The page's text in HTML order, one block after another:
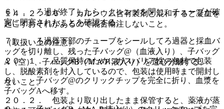
６）． ろ過が終了したら、クレンメを閉じ、チューブが確
実に閉塞されたことを確認する。
７）． ろ過器下部のチューブをシールしてろ過器と採血バ
ッグを切り離し、残った子バッグ@（血液入り）、子バッグ
A（空）、子バッグB（ＭＡＰ液入り）を遠心分離する。
８）． 子バッグ@のクリックチップを完全に折り、血漿を
子バッグAへ移す。
１４．２．１６． カルシウム含有製剤と混和すると凝血を
起こすおそれがあるので混合輸注しないこと。
（取扱い上の注意）
２０．１． 品質保持のためにガスバリア性の包材で包装
し、脱酸素剤を封入しているので、包装は使用時まで開封し
ないこと。
２０．２． 包装より取り出したまま保管すると、薬液が蒸